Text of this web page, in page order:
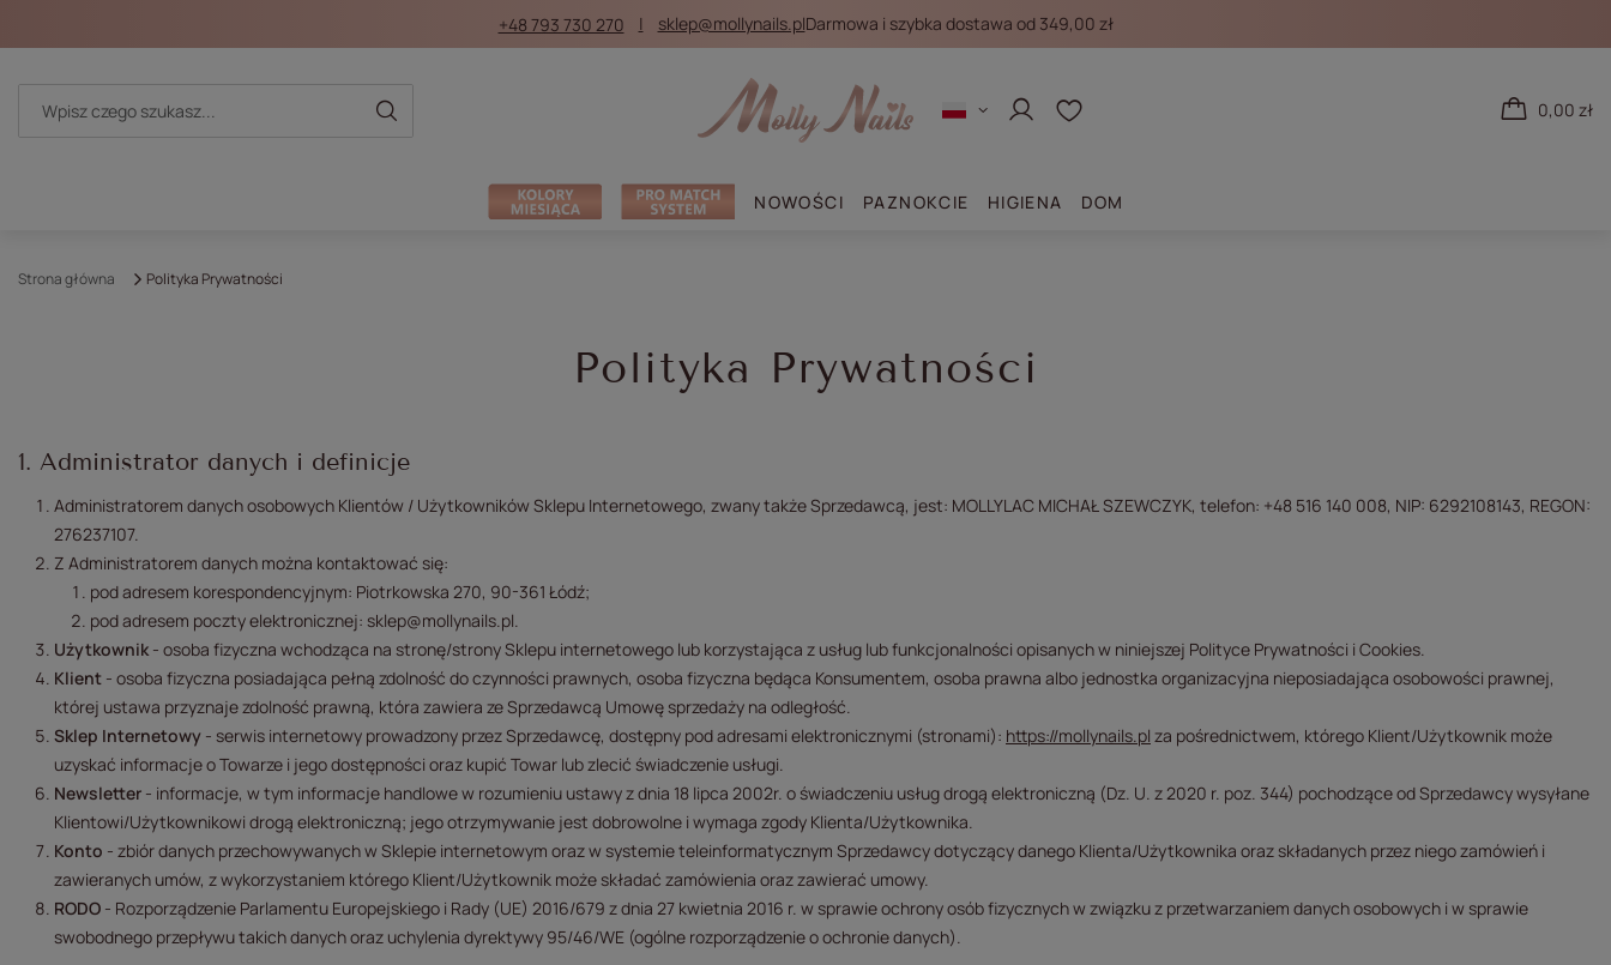
+48 793 730 270 sklep@mollynails.plDarmowa i szybka dostawa od 349,00 zł
Zaloguj sięListy zakupowe
0,00 zł
NOWOŚCI PAZNOKCIE HIGIENA DOM
Strona główna Polityka Prywatności
Polityka Prywatności
1. Administrator danych i definicje
Administratorem danych osobowych Klientów / Użytkowników Sklepu Internetowego, zwany także Sprzedawcą, jest: MOLLYLAC MICHAŁ SZEWCZYK, telefon: +48 516 140 008, NIP: 6292108143, REGON:
276237107.
Z Administratorem danych można kontaktować się:
pod adresem korespondencyjnym: Piotrkowska 270, 90-361 Łódź;
pod adresem poczty elektronicznej: sklep@mollynails.pl.
Użytkownik - osoba fizyczna wchodząca na stronę/strony Sklepu internetowego lub korzystająca z usług lub funkcjonalności opisanych w niniejszej Polityce Prywatności i Cookies.
Klient - osoba fizyczna posiadająca pełną zdolność do czynności prawnych, osoba fizyczna będąca Konsumentem, osoba prawna albo jednostka organizacyjna nieposiadająca osobowości prawnej,
której ustawa przyznaje zdolność prawną, która zawiera ze Sprzedawcą Umowę sprzedaży na odległość.
Sklep Internetowy - serwis internetowy prowadzony przez Sprzedawcę, dostępny pod adresami elektronicznymi (stronami): https://mollynails.pl za pośrednictwem, którego Klient/Użytkownik może
uzyskać informacje o Towarze i jego dostępności oraz kupić Towar lub zlecić świadczenie usługi.
Newsletter - informacje, w tym informacje handlowe w rozumieniu ustawy z dnia 18 lipca 2002r. o świadczeniu usług drogą elektroniczną (Dz. U. z 2020 r. poz. 344) pochodzące od Sprzedawcy wysyłane
Klientowi/Użytkownikowi drogą elektroniczną; jego otrzymywanie jest dobrowolne i wymaga zgody Klienta/Użytkownika.
Konto - zbiór danych przechowywanych w Sklepie internetowym oraz w systemie teleinformatycznym Sprzedawcy dotyczący danego Klienta/Użytkownika oraz składanych przez niego zamówień i
zawieranych umów, z wykorzystaniem którego Klient/Użytkownik może składać zamówienia oraz zawierać umowy.
RODO - Rozporządzenie Parlamentu Europejskiego i Rady (UE) 2016/679 z dnia 27 kwietnia 2016 r. w sprawie ochrony osób fizycznych w związku z przetwarzaniem danych osobowych i w sprawie
swobodnego przepływu takich danych oraz uchylenia dyrektywy 95/46/WE (ogólne rozporządzenie o ochronie danych).